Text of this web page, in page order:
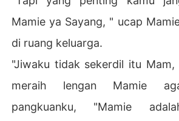
Mamie ya Sayang, " ucap
di ruang keluarga.
"Jiwaku tidak sekerdil itu
meraih lengan Mamie
pangkuanku, "Mamie